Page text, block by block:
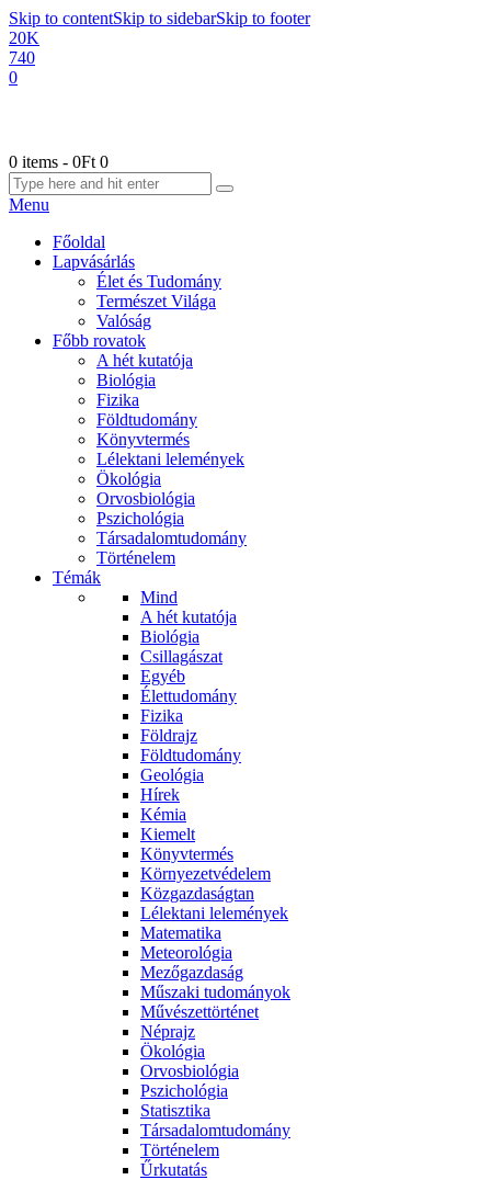
Skip to contentSkip to sidebarSkip to footer
20K
740
0
0 items - 0Ft 0
Menu
Főoldal
Lapvásárlás
Élet és Tudomány
Természet Világa
Valóság
Főbb rovatok
A hét kutatója
Biológia
Fizika
Földtudomány
Könyvtermés
Lélektani lelemények
Ökológia
Orvosbiológia
Pszichológia
Társadalomtudomány
Történelem
Témák
Mind
A hét kutatója
Biológia
Csillagászat
Egyéb
Élettudomány
Fizika
Földrajz
Földtudomány
Geológia
Hírek
Kémia
Kiemelt
Könyvtermés
Környezetvédelem
Közgazdaságtan
Lélektani lelemények
Matematika
Meteorológia
Mezőgazdaság
Műszaki tudományok
Művészettörténet
Néprajz
Ökológia
Orvosbiológia
Pszichológia
Statisztika
Társadalomtudomány
Történelem
Űrkutatás